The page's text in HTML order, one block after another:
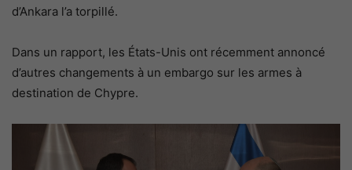
d’Ankara l’a torpillé.
Dans un rapport, les États-Unis ont récemment annoncé
d’autres changements à un embargo sur les armes à
destination de Chypre.